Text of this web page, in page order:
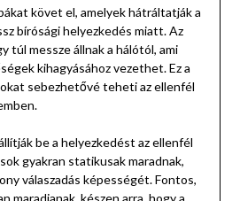
követ el, amelyek hátráltatják a
bírósági helyezkedés miatt. Az
túl messze állnak a hálótól, ami
kihagyásához vezethet. Ez a
sebezhetővé teheti az ellenfél
be a helyezkedést az ellenfél
gyakran statikusak maradnak,
válaszadás képességét. Fontos,
maradjanak, készen arra, hogy a